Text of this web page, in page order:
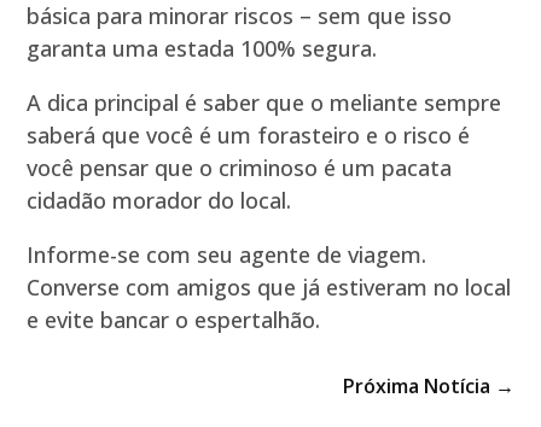
básica para minorar riscos – sem que isso
garanta uma estada 100% segura.
A dica principal é saber que o meliante sempre
saberá que você é um forasteiro e o risco é
você pensar que o criminoso é um pacata
cidadão morador do local.
Informe-se com seu agente de viagem.
Converse com amigos que já estiveram no local
e evite bancar o espertalhão.
Próxima Notícia →